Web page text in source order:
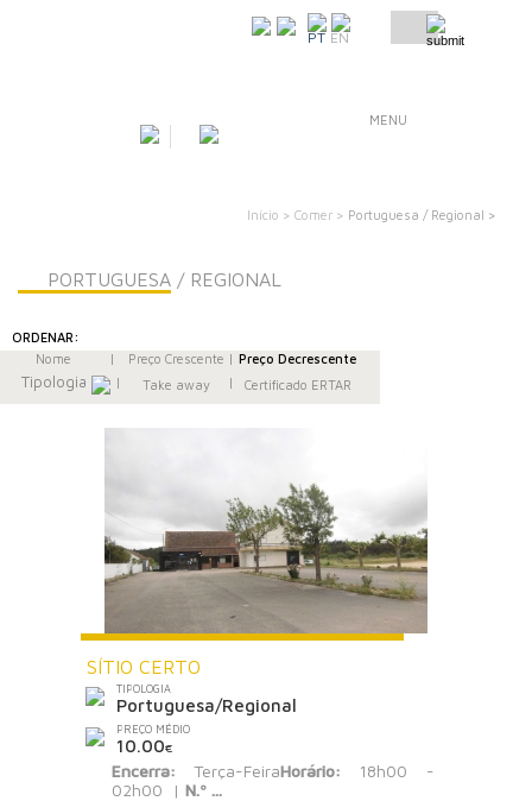
PT EN
MENU
Início > Comer > Portuguesa / Regional >
PORTUGUESA / REGIONAL
ORDENAR:
Nome
| Preço Crescente | Preço Decrescente
Tipologia | Take away | Certificado ERTAR
SÍTIO CERTO
TIPOLOGIA
Portuguesa/Regional
PREÇO MÉDIO
10.00€
Encerra: Terça-FeiraHorário: 18h00 -
02h00 | N.º ...